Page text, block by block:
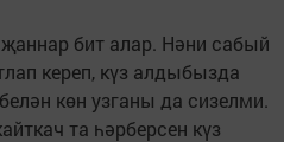
бит алар. Нәни сабый
кереп, күз алдыбызда
көн узганы да сизелми.
та һәрберсен күз